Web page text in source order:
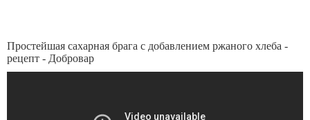
Простейшая сахарная брага с добавлением ржаного хлеба -
рецепт - Добровар